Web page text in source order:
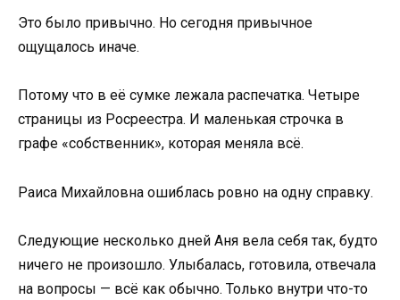
Это было привычно. Но сегодня привычное
ощущалось иначе.
Потому что в её сумке лежала распечатка. Четыре
страницы из Росреестра. И маленькая строчка в
графе «собственник», которая меняла всё.
Раиса Михайловна ошиблась ровно на одну справку.
Следующие несколько дней Аня вела себя так, будто
ничего не произошло. Улыбалась, готовила, отвечала
на вопросы — всё как обычно. Только внутри что-то